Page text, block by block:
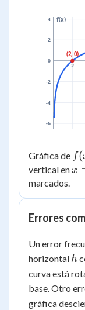
2
-6
-4
-2
0
2
4 f(x)
(2, 0)
Gráfica de f(
vertical enx
1
x
marcados.
Errores
Un error
horizontal h
h
curva está
base. Otro
gráfica